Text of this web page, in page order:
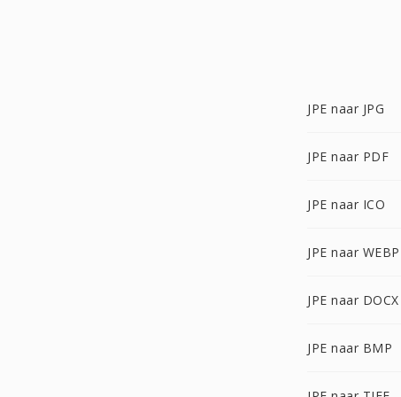
JPE naar JPG
JPE naar PDF
JPE naar ICO
JPE naar WEBP
JPE naar DOCX
JPE naar BMP